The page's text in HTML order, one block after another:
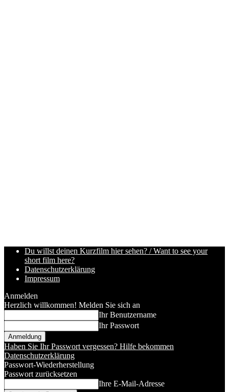
Du willst deinen Kurzfilm hier sehen? / Want to see your
short film here?
Datenschutzerklärung
Impressum
Anmelden
Herzlich willkommen! Melden Sie sich an
Ihr Benutzername
Ihr Passwort
Haben Sie Ihr Passwort vergessen? Hilfe bekommen
Datenschutzerklärung
Passwort-Wiederherstellung
Passwort zurücksetzen
Ihre E-Mail-Adresse